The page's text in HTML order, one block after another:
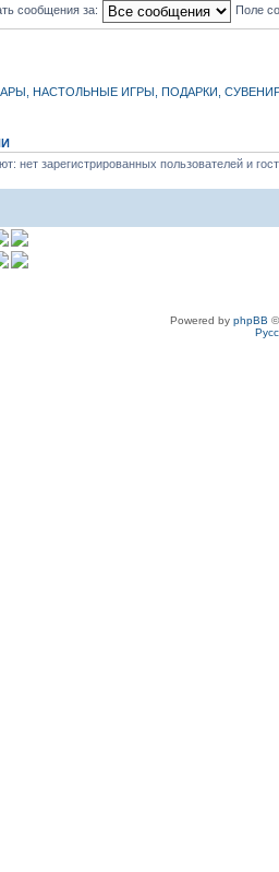
сообщения за: Поле
НАСТОЛЬНЫЕ ИГРЫ, ПОДАРКИ,
нет зарегистрированных пользователей и
Powered by phpBB